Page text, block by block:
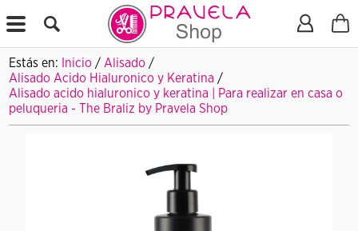
X
Estás en: Inicio / Alisado /
Alisado Acido Hialuronico y Keratina /
Alisado acido hialuronico y keratina | Para realizar en casa o
peluqueria - The Braliz by Pravela Shop